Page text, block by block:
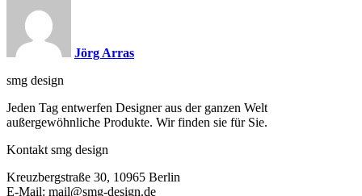
Jörg Arras
smg design
Jeden Tag entwerfen Designer aus der ganzen Welt
außergewöhnliche Produkte. Wir finden sie für Sie.
Kontakt smg design
Kreuzbergstraße 30, 10965 Berlin
E-Mail: mail@smg-design.de